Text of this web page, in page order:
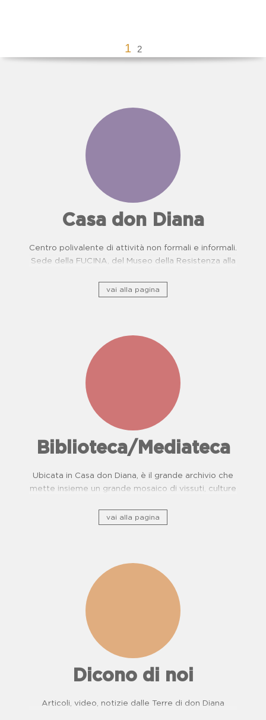
1 2
Casa don Diana
Centro polivalente di attività non formali e informali.
Sede della FUCINA, del Museo della Resistenza alla
Oncologiche. Proposte didattiche per scuole.
vai alla pagina
Biblioteca/Mediateca
Ubicata in Casa don Diana, è il grande archivio che
mette insieme un grande mosaico di vissuti, culture
vai alla pagina
Dicono di noi
Articoli, video, notizie dalle Terre di don Diana